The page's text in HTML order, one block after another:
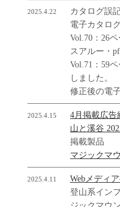
2025.4.22
カタログ誤
電子カタロ
Vol.70：26
スアルー・
Vol.71：59
しました。
修正後の電
2025.4.15
4月掲載広告
山と溪谷
掲載製品
マジックマ
2025.4.11
Webメディ
登山系イン